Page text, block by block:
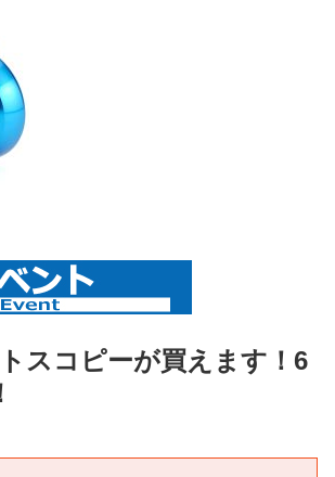
スコピーが買えます！6